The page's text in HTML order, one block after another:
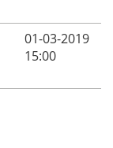
01-03-2019
15:00